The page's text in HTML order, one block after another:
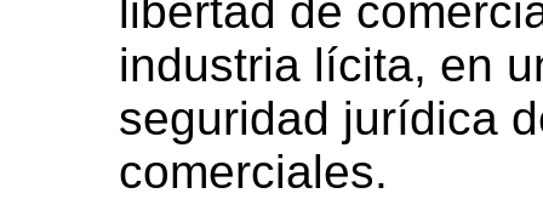
libertad de
industria lícita, en
seguridad jurídica
comerciales.